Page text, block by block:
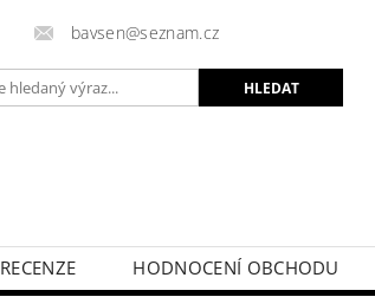
bavsen@seznam.cz
RECENZE HODNOCENÍ OBCHODU